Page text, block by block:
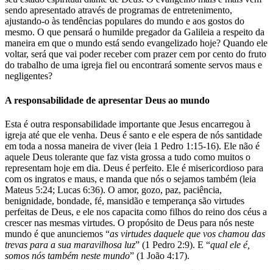
sendo apresentado através de programas de entretenimento,
ajustando-o às tendências populares do mundo e aos gostos do
mesmo. O que pensará o humilde pregador da Galileia a respeito da
maneira em que o mundo está sendo evangelizado hoje? Quando ele
voltar, será que vai poder receber com prazer cem por cento do fruto
do trabalho de uma igreja fiel ou encontrará somente servos maus e
negligentes?
A responsabilidade de apresentar Deus ao mundo
Esta é outra responsabilidade importante que Jesus encarregou à
igreja até que ele venha. Deus é santo e ele espera de nós santidade
em toda a nossa maneira de viver (leia 1 Pedro 1:15-16). Ele não é
aquele Deus tolerante que faz vista grossa a tudo como muitos o
representam hoje em dia. Deus é perfeito. Ele é misericordioso para
com os ingratos e maus, e manda que nós o sejamos também (leia
Mateus 5:24; Lucas 6:36). O amor, gozo, paz, paciência,
benignidade, bondade, fé, mansidão e temperança são virtudes
perfeitas de Deus, e ele nos capacita como filhos do reino dos céus a
crescer nas mesmas virtudes. O propósito de Deus para nós neste
mundo é que anunciemos “as virtudes daquele que vos chamou das
trevas para a sua maravilhosa luz” (1 Pedro 2:9). E “qual ele é,
somos nós também neste mundo” (1 João 4:17).